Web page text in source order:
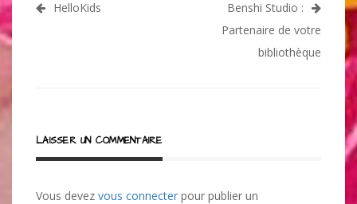
Navigation
HelloKids
Benshi Studio :
Partenaire de votre
bibliothèque
LAISSER UN COMMENTAIRE
Vous devez vous connecter pour publier un